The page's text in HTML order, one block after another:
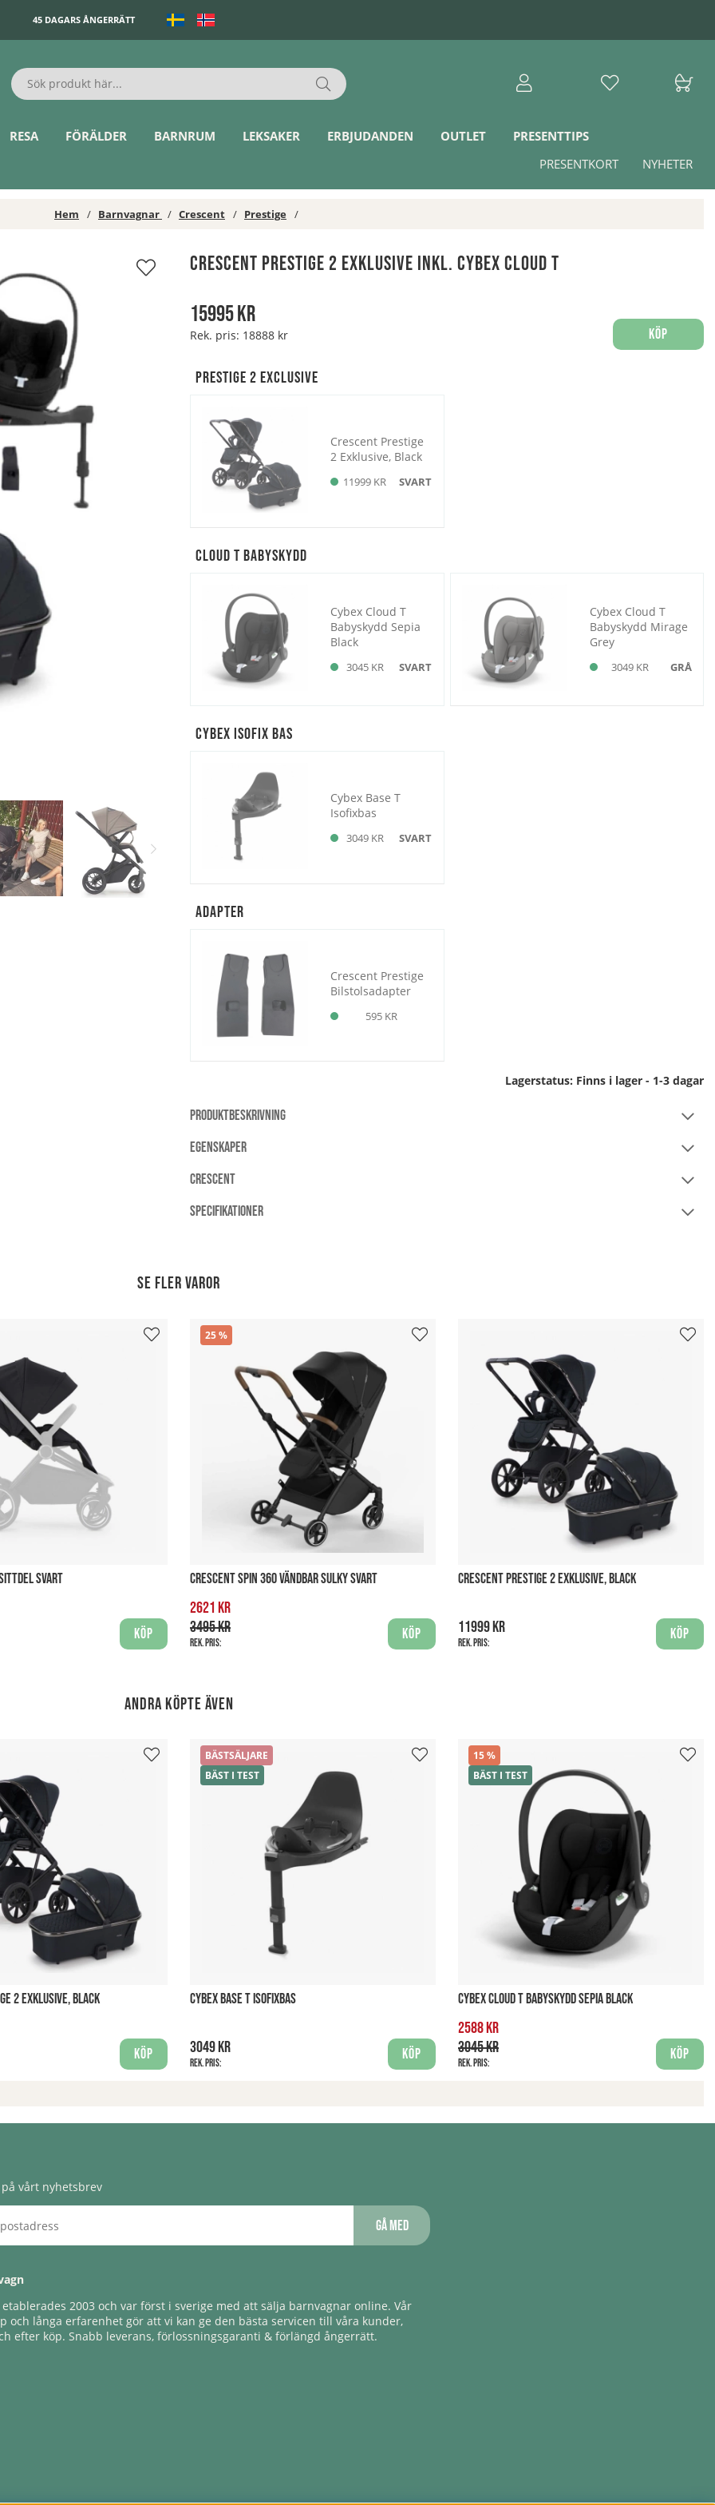
45 DAGARS ÅNGERRÄTT
RESA FÖRÄLDER BARNRUM LEKSAKER ERBJUDANDEN OUTLET
PRESENTTIPS
NYHETER
PRESENTKORT
Hem Barnvagnar Crescent Prestige
Crescent Prestige 2 Exklusive Inkl. Cybex Cloud T
15995kr
Rek. pris: 18888 kr Köp
Prestige 2 Exclusive
Crescent Prestige
2 Exklusive, Black
11999 KR SVART
Cloud T Babyskydd
Cybex Cloud T
Babyskydd Sepia
Black
3045 KR SVART
Cybex Cloud T
Babyskydd Mirage
Grey
3049 KR GRÅ
Cybex Isofix Bas
Cybex Base T
Isofixbas
3049 KR SVART
Adapter
Crescent Prestige
Bilstolsadapter
595 KR
Lagerstatus: Finns i lager - 1-3 dagar
PRODUKTBESKRIVNING
EGENSKAPER
CRESCENT
SPECIFIKATIONER
Se fler varor
SVART
Köp
25
CRESCENT SPIN 360 VÄNDBAR SULKY SVART
2621 kr
3495 kr
Rek. pris:
Köp
CRESCENT PRESTIGE 2 EXKLUSIVE, BLACK
11999 kr
Rek. pris:
Köp
Andra köpte även
2 EXKLUSIVE, BLACK
Köp
BÄSTSÄLJARE
BÄST I TEST
CYBEX BASE T ISOFIXBAS
3049 kr
Rek. pris:
Köp
15
BÄST I TEST
CYBEX CLOUD T BABYSKYDD SEPIA BLACK
2588 kr
3045 kr
Rek. pris:
Köp
vårt nyhetsbrev
Gå med
2003 och var först i sverige med att sälja barnvagnar online. Vår
och långa erfarenhet gör att vi kan ge den bästa servicen till våra kunder,
efter köp. Snabb leverans, förlossningsgaranti & förlängd ångerrätt.